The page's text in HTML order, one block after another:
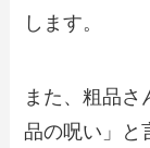
します。
また、粗品
品の呪い」と